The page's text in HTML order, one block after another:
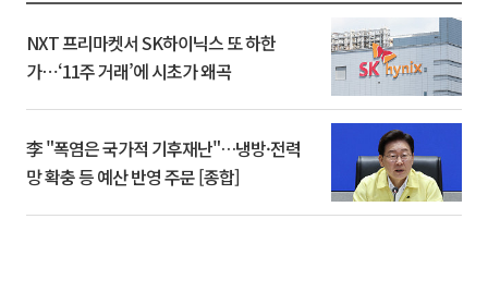
NXT 프리마켓서 SK하이닉스 또 하한
가⋯‘11주 거래’에 시초가 왜곡
李 "폭염은 국가적 기후재난"…냉방·전력
망 확충 등 예산 반영 주문 [종합]